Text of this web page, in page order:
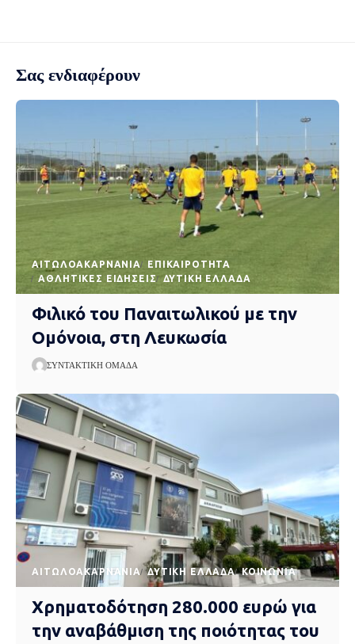
Σας ενδιαφέρουν
AΙΤΩΛΟΑΚΑΡΝΑΝΊΑ
EΠΙΚΑΙΡΌΤΗΤΑ
ΑΘΛΗΤΙΚΈΣ ΕΙΔΉΣΕΙΣ
ΔΥΤΙΚΉ ΕΛΛΆΔΑ
Φιλικό του Παναιτωλικού με την
Ομόνοια, στη Λευκωσία
ΣΥΝΤΑΚΤΙΚΉ ΟΜΆΔΑ
AΙΤΩΛΟΑΚΑΡΝΑΝΊΑ ΔΥΤΙΚΉ ΕΛΛΆΔΑ ΚΟΙΝΩΝΊΑ
Χρηματοδότηση 280.000 ευρώ για
την αναβάθμιση της ποιότητας του